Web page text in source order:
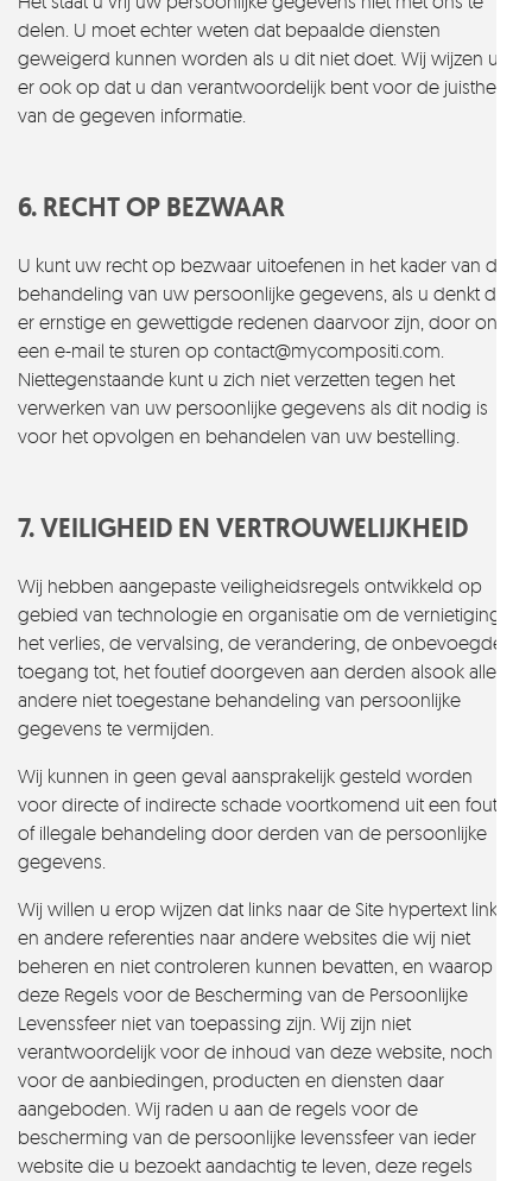
delen. U moet echter weten dat bepaalde diensten
geweigerd kunnen worden als u dit niet doet. Wij wijzen u
er ook op dat u dan verantwoordelijk bent voor de juistheid
van de gegeven informatie.
6. RECHT OP BEZWAAR
U kunt uw recht op bezwaar uitoefenen in het kader van de
behandeling van uw persoonlijke gegevens, als u denkt dat
er ernstige en gewettigde redenen daarvoor zijn, door ons
een e-mail te sturen op contact@mycompositi.com.
Niettegenstaande kunt u zich niet verzetten tegen het
verwerken van uw persoonlijke gegevens als dit nodig is
voor het opvolgen en behandelen van uw bestelling.
7. VEILIGHEID EN VERTROUWELIJKHEID
Wij hebben aangepaste veiligheidsregels ontwikkeld op
gebied van technologie en organisatie om de vernietiging,
het verlies, de vervalsing, de verandering, de onbevoegde
toegang tot, het foutief doorgeven aan derden alsook alle
andere niet toegestane behandeling van persoonlijke
gegevens te vermijden.
Wij kunnen in geen geval aansprakelijk gesteld worden
voor directe of indirecte schade voortkomend uit een foute
of illegale behandeling door derden van de persoonlijke
gegevens.
Wij willen u erop wijzen dat links naar de Site hypertext links
en andere referenties naar andere websites die wij niet
beheren en niet controleren kunnen bevatten, en waarop
deze Regels voor de Bescherming van de Persoonlijke
Levenssfeer niet van toepassing zijn. Wij zijn niet
verantwoordelijk voor de inhoud van deze website, noch
voor de aanbiedingen, producten en diensten daar
aangeboden. Wij raden u aan de regels voor de
bescherming van de persoonlijke levenssfeer van ieder
website die u bezoekt aandachtig te leven, deze regels